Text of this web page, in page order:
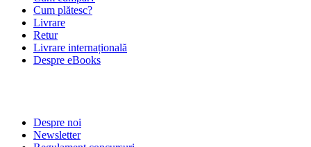
Cum plătesc?
Livrare
Retur
Livrare internațională
Despre eBooks
Despre noi
Newsletter